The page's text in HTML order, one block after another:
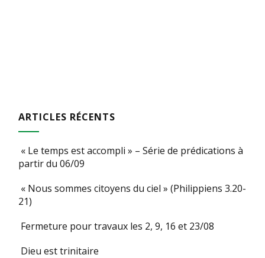
ARTICLES RÉCENTS
« Le temps est accompli » – Série de prédications à
partir du 06/09
« Nous sommes citoyens du ciel » (Philippiens 3.20-
21)
Fermeture pour travaux les 2, 9, 16 et 23/08
Dieu est trinitaire